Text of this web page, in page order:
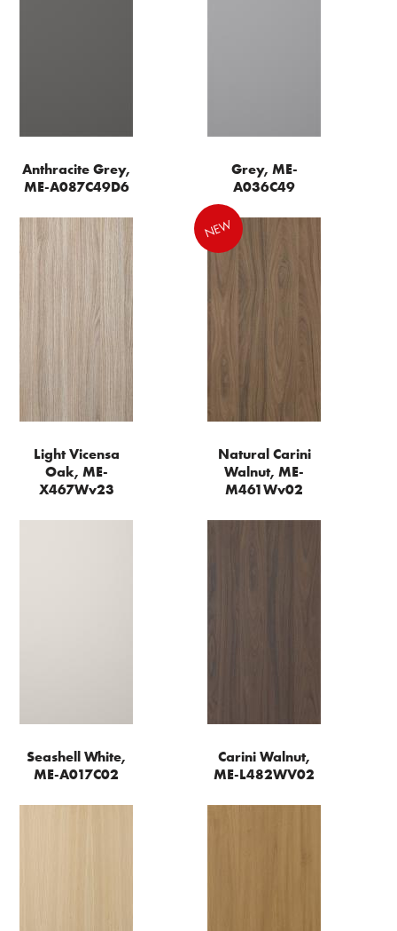
Anthracite Grey,
ME-A087C49D6
Grey, ME-
A036C49
Light Vicensa
Oak, ME-
X467Wv23
Natural Carini
Walnut, ME-
M461Wv02
Seashell White,
ME-A017C02
Carini Walnut,
ME-L482WV02